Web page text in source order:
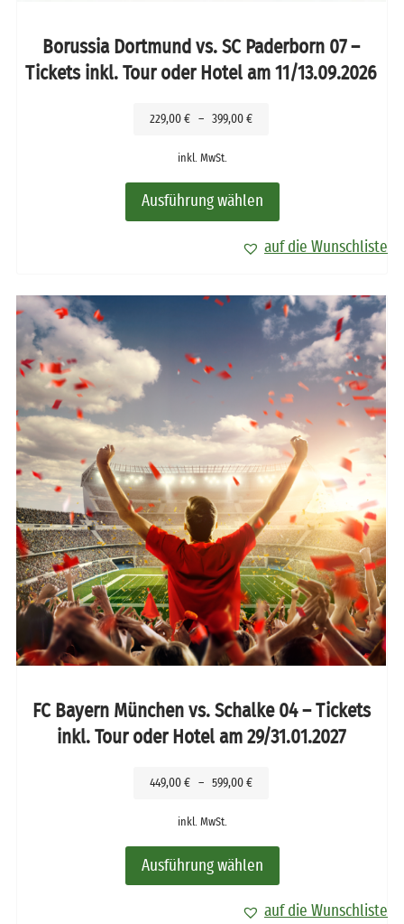
Borussia Dortmund vs. SC Paderborn 07 –
Tickets inkl. Tour oder Hotel am 11/13.09.2026
229,00 € – 399,00 €
inkl. MwSt.
Ausführung wählen
auf die Wunschliste
FC Bayern München vs. Schalke 04 – Tickets
inkl. Tour oder Hotel am 29/31.01.2027
449,00 € – 599,00 €
inkl. MwSt.
Ausführung wählen
auf die Wunschliste